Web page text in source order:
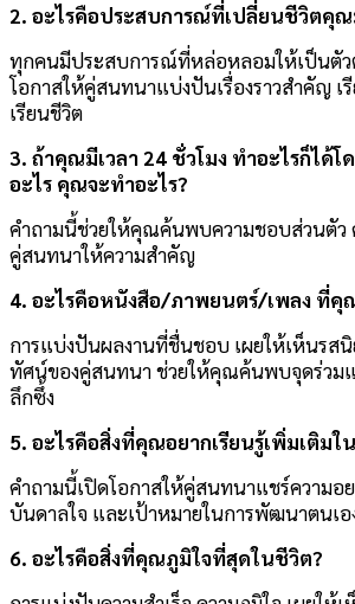
2. อะไรคือประสบการณ์ที่เปลี่ยนชีวิตคุ
ทุกคนมีประสบการณ์ที่หล่อหลอมให้เป็นตัว
โอกาสให้คู่สนทนาแบ่งปันเรื่องราวสำคัญ
เรียนชีวิต
3. ถ้าคุณมีเวลา 24 ชั่วโมง ทำอะไรก็ได้โ
อะไร คุณจะทำอะไร?
คำถามนี้ช่วยให้คุณค้นพบความชอบส่วนตัว
คู่สนทนาให้ความสำคัญ
4. อะไรคือหนังสือ/ภาพยนตร์/เพลง ที่คุ
การแบ่งปันผลงานที่ชื่นชอบ เผยให้เห็นรส
ทัศน์ของคู่สนทนา ช่วยให้คุณค้นพบจุดร่วม
ลึกซึ้ง
5. อะไรคือสิ่งที่คุณอยากเรียนรู้เพิ่มเติมใ
คำถามนี้เปิดโอกาสให้คู่สนทนาแชร์ความอ
บันดาลใจ และเป้าหมายในการพัฒนาตนเอ
6. อะไรคือสิ่งที่คุณภูมิใจที่สุดในชีวิต?